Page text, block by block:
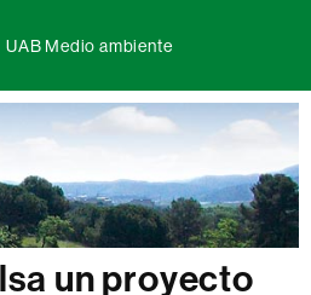
UAB Medio ambiente
un proyecto